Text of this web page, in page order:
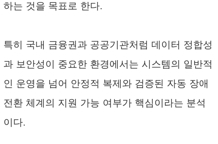
하는 것을 목표로 한다.
특히 국내 금융권과 공공기관처럼 데이터 정합성
과 보안성이 중요한 환경에서는 시스템의 일반적
인 운영을 넘어 안정적 복제와 검증된 자동 장애
전환 체계의 지원 가능 여부가 핵심이라는 분석
이다.